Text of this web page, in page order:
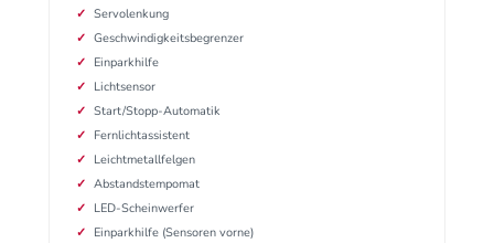
Servolenkung
Geschwindigkeitsbegrenzer
Einparkhilfe
Lichtsensor
Start/Stopp-Automatik
Fernlichtassistent
Leichtmetallfelgen
Abstandstempomat
LED-Scheinwerfer
Einparkhilfe (Sensoren vorne)